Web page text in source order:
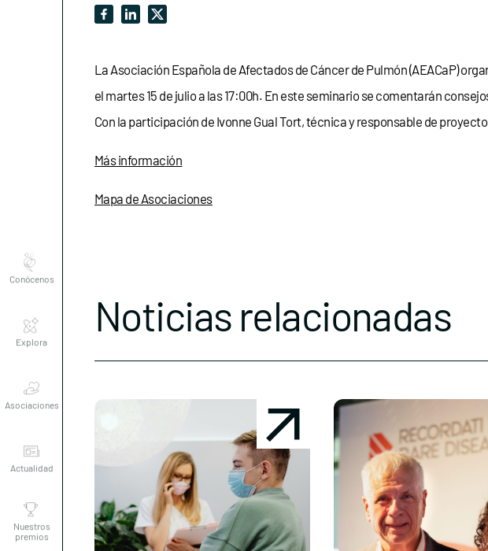
Conócenos
Explora
Asociaciones
Actualidad
Nuestros
premios
La Asociación Española de Afectados de Cáncer de Pulmón (AEACaP)
el martes 15 de julio a las 17:00h. En este seminario se comentarán
Con la participación de Ivonne Gual Tort, técnica y responsable de
Más información
Mapa de Asociaciones
Noticias relacionadas